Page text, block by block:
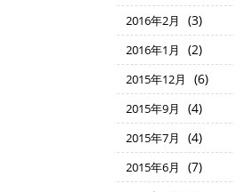
2016年2月 (3)
2016年1月 (2)
2015年12月 (6)
2015年9月 (4)
2015年7月 (4)
2015年6月 (7)